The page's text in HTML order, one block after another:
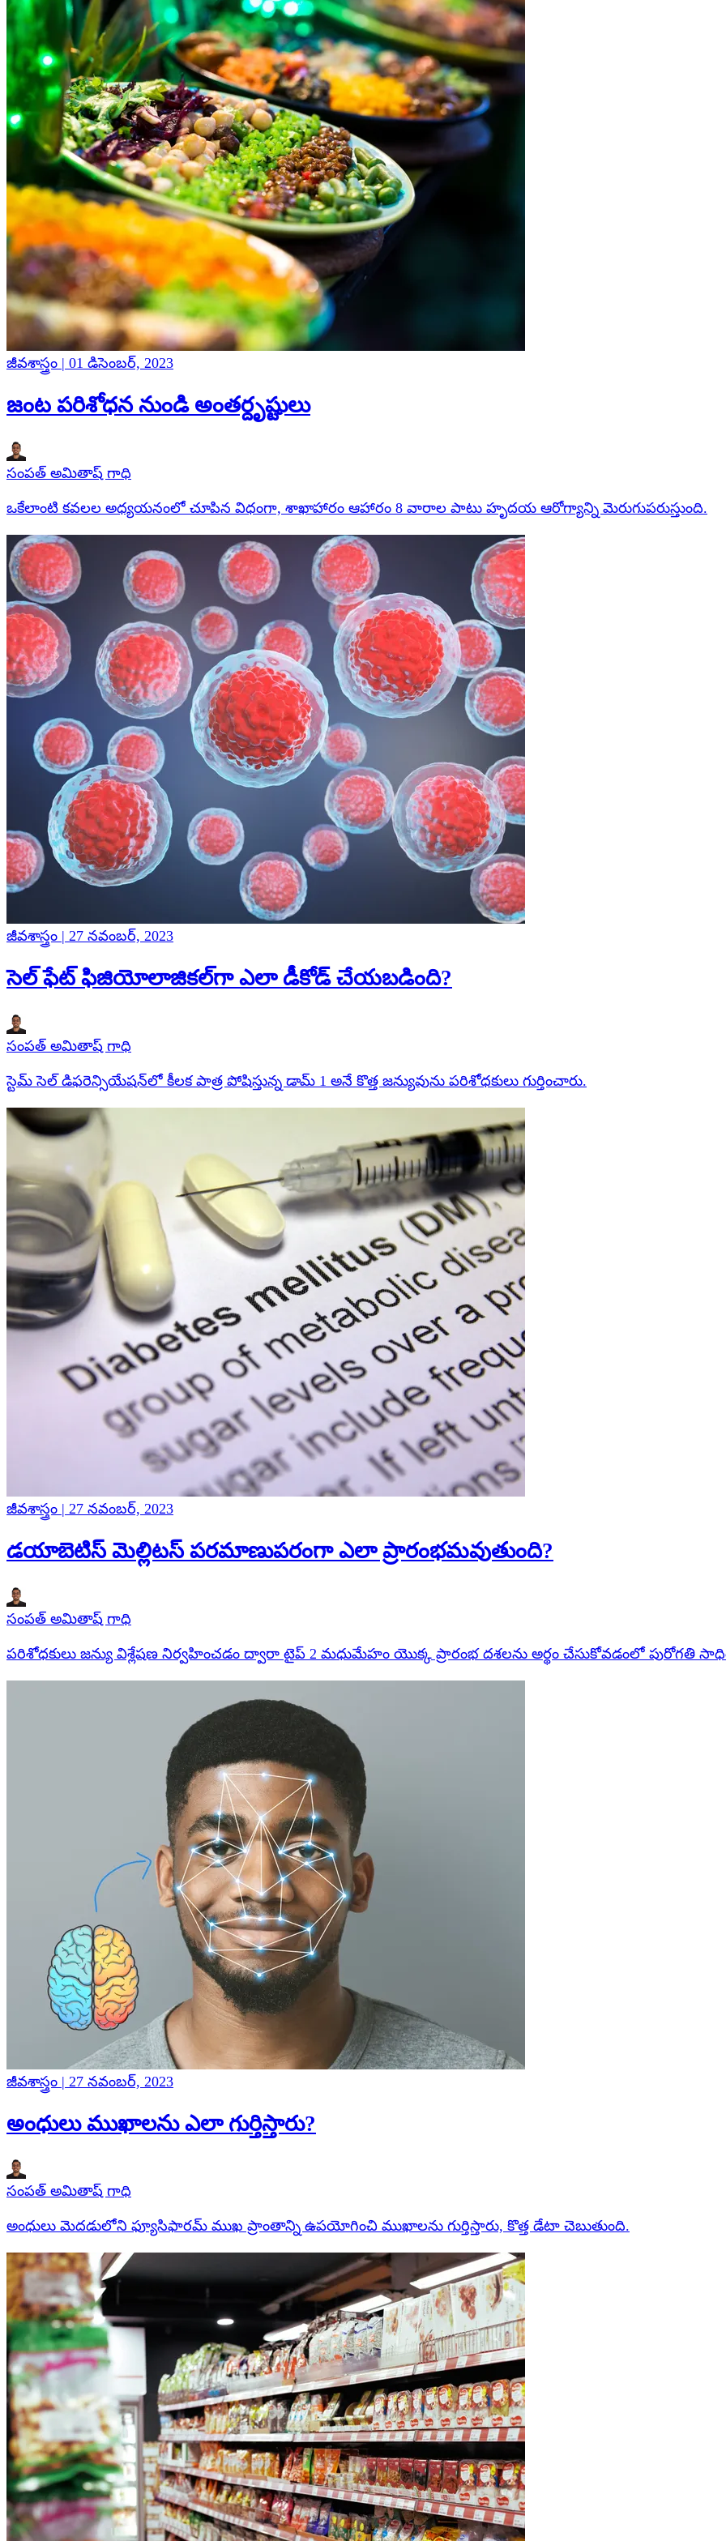
జీవశాస్త్రం | 01 డిసెంబర్, 2023
జంట పరిశోధన నుండి అంతర్దృష్టులు
సంపత్ అమితాష్ గాధి
ఒకేలాంటి కవలల అధ్యయనంలో చూపిన విధంగా, శాఖాహారం ఆహారం 8 వారాల పాటు హృదయ ఆరోగ్యాన్ని మెరుగుపరుస్తుంది.
జీవశాస్త్రం | 27 నవంబర్, 2023
సెల్ ఫేట్ ఫిజియోలాజికల్‌గా ఎలా డీకోడ్ చేయబడింది?
సంపత్ అమితాష్ గాధి
స్టెమ్ సెల్ డిఫరెన్సియేషన్‌లో కీలక పాత్ర పోషిస్తున్న డామ్ 1 అనే కొత్త జన్యువును పరిశోధకులు గుర్తించారు.
జీవశాస్త్రం | 27 నవంబర్, 2023
డయాబెటిస్ మెల్లిటస్ పరమాణుపరంగా ఎలా ప్రారంభమవుతుంది?
సంపత్ అమితాష్ గాధి
పరిశోధకులు జన్యు విశ్లేషణ నిర్వహించడం ద్వారా టైప్ 2 మధుమేహం యొక్క ప్రారంభ దశలను అర్థం చేసుకోవడంలో పురోగతి
జీవశాస్త్రం | 27 నవంబర్, 2023
అంధులు ముఖాలను ఎలా గుర్తిస్తారు?
సంపత్ అమితాష్ గాధి
అంధులు మెదడులోని ఫ్యూసిఫారమ్ ముఖ ప్రాంతాన్ని ఉపయోగించి ముఖాలను గుర్తిస్తారు, కొత్త డేటా చెబుతుంది.